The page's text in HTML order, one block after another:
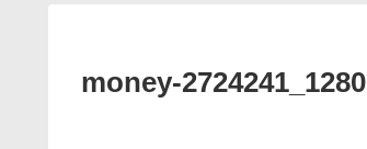
money-2724241_1280